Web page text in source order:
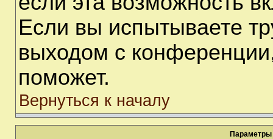
Если вы испытываете
выходом с
поможет.
Вернуться к началу
Параметры